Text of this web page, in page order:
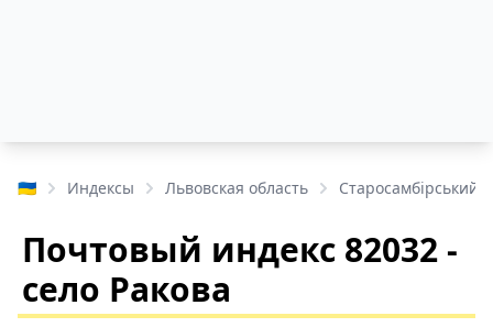
🇺🇦 Индексы Львовская область Старосамбірський
Почтовый индекс 82032 -
село Ракова